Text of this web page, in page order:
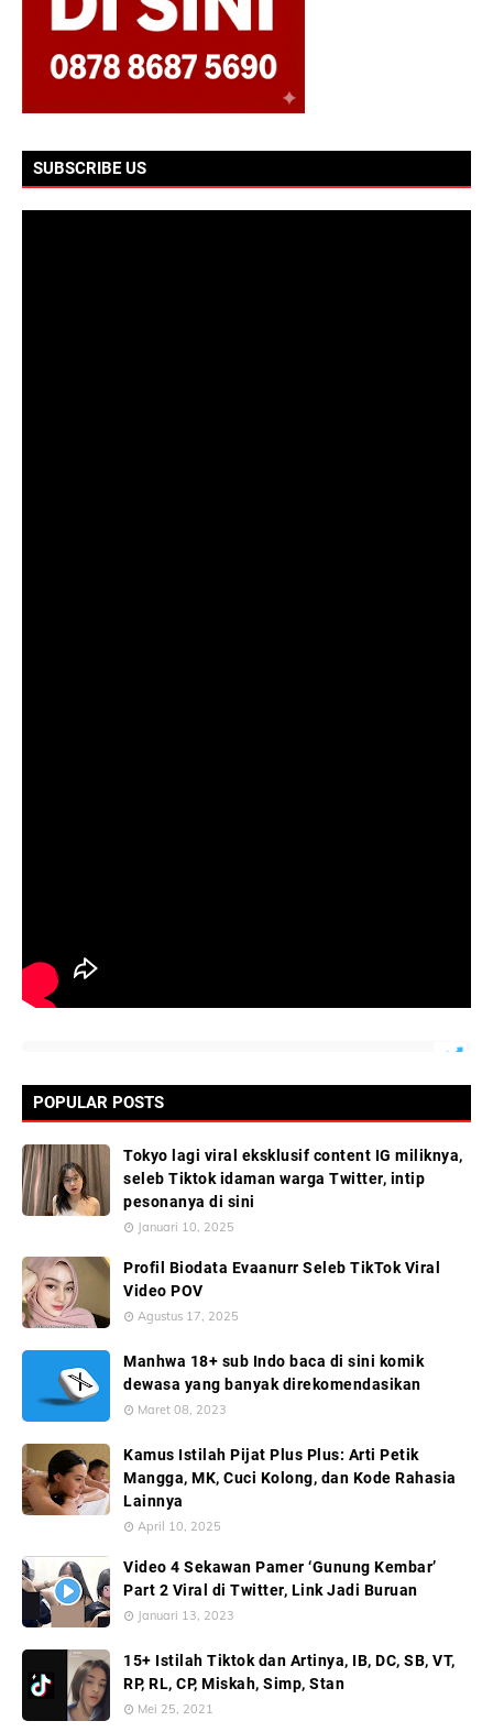
SUBSCRIBE US
POPULAR POSTS
Tokyo lagi viral eksklusif content IG miliknya,
seleb Tiktok idaman warga Twitter, intip
pesonanya di sini
Januari 10, 2025
Profil Biodata Evaanurr Seleb TikTok Viral
Video POV
Agustus 17, 2025
Manhwa 18+ sub Indo baca di sini komik
dewasa yang banyak direkomendasikan
Maret 08, 2023
Kamus Istilah Pijat Plus Plus: Arti Petik
Mangga, MK, Cuci Kolong, dan Kode Rahasia
Lainnya
April 10, 2025
Video 4 Sekawan Pamer ‘Gunung Kembar’
Part 2 Viral di Twitter, Link Jadi Buruan
Januari 13, 2023
15+ Istilah Tiktok dan Artinya, IB, DC, SB, VT,
RP, RL, CP, Miskah, Simp, Stan
Mei 25, 2021